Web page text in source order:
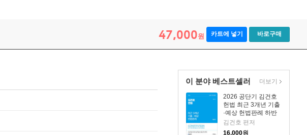
47,000원 카트에 넣기 바로구매
이 분야 베스트셀러
2026 공단기 김건호
헌법 최근 3개년 기출
·예상 헌법판례 하반
기
김건호 편저
16,000원
더보기